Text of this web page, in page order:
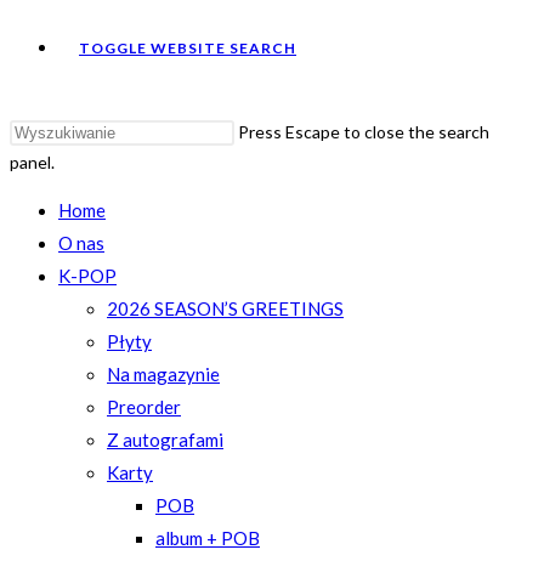
TOGGLE WEBSITE SEARCH
Press Escape to close the search
panel.
Home
O nas
K-POP
2026 SEASON’S GREETINGS
Płyty
Na magazynie
Preorder
Z autografami
Karty
POB
album + POB